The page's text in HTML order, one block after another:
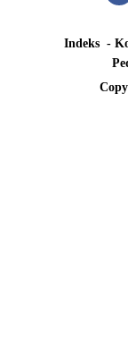
Indeks